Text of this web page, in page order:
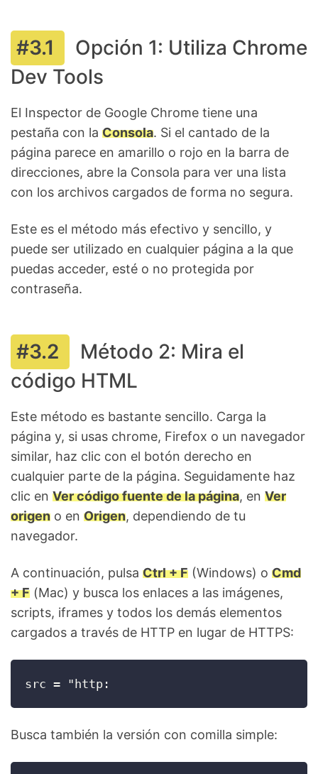
Opción 1: Utiliza Chrome
Dev Tools
El Inspector de Google Chrome tiene una
pestaña con la Consola. Si el cantado de la
página parece en amarillo o rojo en la barra de
direcciones, abre la Consola para ver una lista
con los archivos cargados de forma no segura.
Este es el método más efectivo y sencillo, y
puede ser utilizado en cualquier página a la que
puedas acceder, esté o no protegida por
contraseña.
Método 2: Mira el
código HTML
Este método es bastante sencillo. Carga la
página y, si usas chrome, Firefox o un navegador
similar, haz clic con el botón derecho en
cualquier parte de la página. Seguidamente haz
clic en Ver código fuente de la página, en Ver
origen o en Origen, dependiendo de tu
navegador.
A continuación, pulsa Ctrl + F (Windows) o Cmd
+ F (Mac) y busca los enlaces a las imágenes,
scripts, iframes y todos los demás elementos
cargados a través de HTTP en lugar de HTTPS:
src = "http:
Busca también la versión con comilla simple: